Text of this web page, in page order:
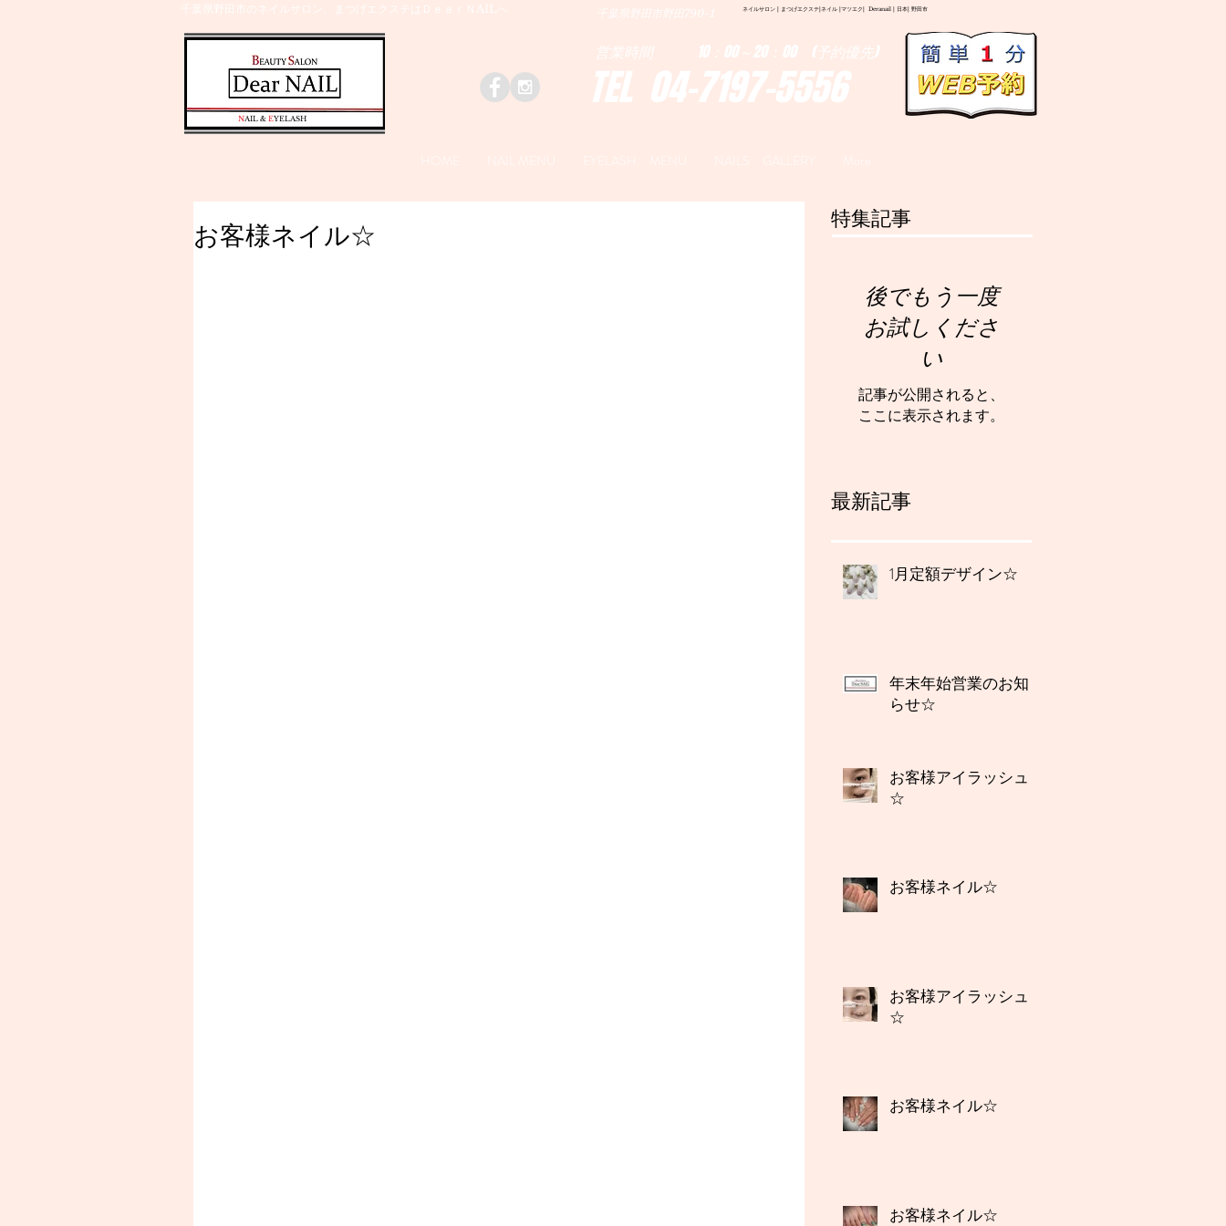
千葉県野田市のネイルサロン、まつげエクステはＤｅａｒＮAILへ ネイルサロン | まつげエクステ|ネイル |マツエク| Deranail | 日本| 野田市
千葉県野田市野田790-1
​NAIL & EYELASH
TEL 04-7197-5556
営業時間 10：00～20：00 (予約優先)
お客様ネイル☆
特集記事
後でもう一度
お試しくださ
い
記事が公開されると、
ここに表示されます。
最新記事
1月定額デザイン☆
年末年始営業のお知
らせ☆
お客様アイラッシュ
☆
お客様ネイル☆
お客様アイラッシュ
☆
お客様ネイル☆
お客様ネイル☆